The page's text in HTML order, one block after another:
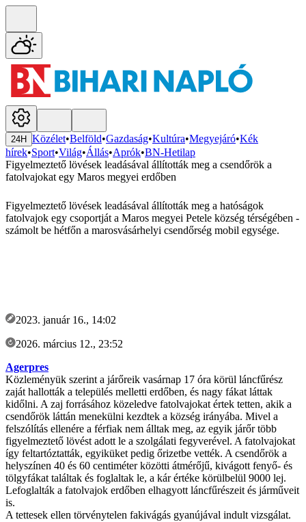
24H Közélet•Belföld•Gazdaság•Kultúra•Megyejáró•Kék
hírek•Sport•Világ•Állás•Aprók•BN-Hetilap
Figyelmeztető lövések leadásával állították meg a csendőrök a
fatolvajokat egy Maros megyei erdőben
Figyelmeztető lövések leadásával állították meg a hatóságok
fatolvajok egy csoportját a Maros megyei Petele község térségében -
számolt be hétfőn a marosvásárhelyi csendőrség mobil egysége.
2023. január 16., 14:02
2026. március 12., 23:52
Agerpres
Közleményük szerint a járőreik vasárnap 17 óra körül láncfűrész
zaját hallották a település melletti erdőben, és nagy fákat láttak
kidőlni. A zaj forrásához közeledve fatolvajokat értek tetten, akik a
csendőrök láttán menekülni kezdtek a község irányába. Mivel a
felszólítás ellenére a férfiak nem álltak meg, az egyik járőr több
figyelmeztető lövést adott le a szolgálati fegyverével. A fatolvajokat
így feltartóztatták, egyiküket pedig őrizetbe vették. A csendőrök a
helyszínen 40 és 60 centiméter közötti átmérőjű, kivágott fenyő- és
tölgyfákat találtak és foglaltak le, a kár értéke körülbelül 9000 lej.
Lefoglalták a fatolvajok erdőben elhagyott láncfűrészeit és járműveit
is.
A tettesek ellen törvénytelen fakivágás gyanújával indult vizsgálat.